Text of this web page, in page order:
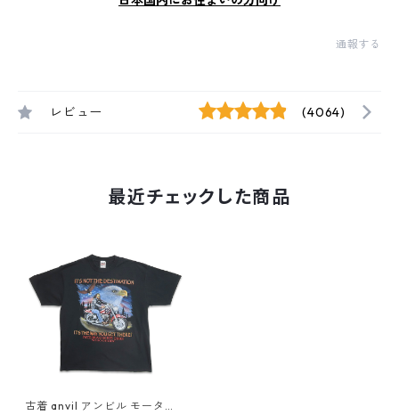
通報する
レビュー (4064)
最近チェックした商品
古着 anvil アンビル モーター